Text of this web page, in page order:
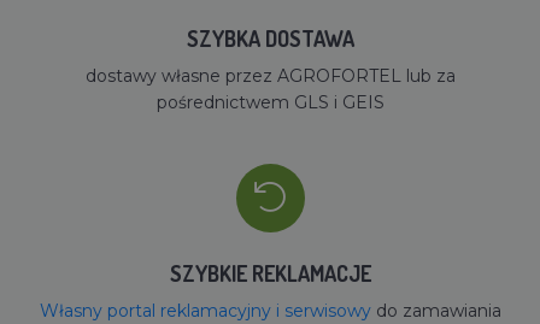
SZYBKA DOSTAWA
dostawy własne przez AGROFORTEL lub za
pośrednictwem GLS i GEIS
SZYBKIE REKLAMACJE
Własny portal reklamacyjny i serwisowydo zamawiania